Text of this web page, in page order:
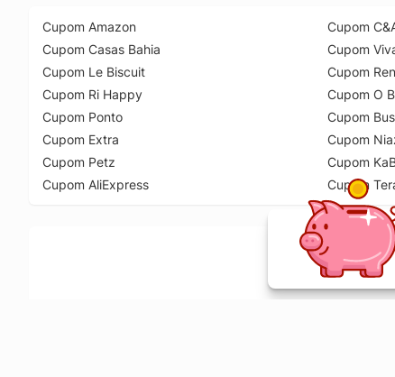
Cupom Amazon
Cupom Casas Bahia
Cupom Le Biscuit
Cupom Ri Happy
Cupom Ponto
Cupom Extra
Cupom Petz
Cupom AliExpress
Cupom
Cupom
Cupom
Cupom O
Cupom
Cupom
Cupom
Cupom